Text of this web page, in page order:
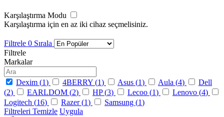
Karşılaştırma Modu
Karşılaştırma için en az iki cihaz seçmelisiniz.
Filtrele 0 Sırala
Filtrele
Markalar
Dexim (1) 4BERRY (1) Asus (1) Aula (4)
Dell
(2) EARLDOM (2) HP (3) Lecoo (1) Lenovo (4)
Logitech (16) Razer (1) Samsung (1)
Filtreleri Temizle Uygula